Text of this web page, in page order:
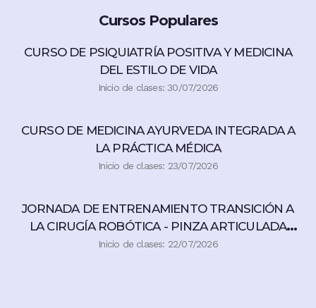
Cursos Populares
CURSO DE PSIQUIATRÍA POSITIVA Y MEDICINA
DEL ESTILO DE VIDA
Inicio de clases: 30/07/2026
CURSO DE MEDICINA AYURVEDA INTEGRADA A
LA PRÁCTICA MÉDICA
Inicio de clases: 23/07/2026
JORNADA DE ENTRENAMIENTO TRANSICIÓN A
LA CIRUGÍA ROBÓTICA - PINZA ARTICULADA
360°
Inicio de clases: 22/07/2026